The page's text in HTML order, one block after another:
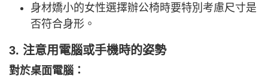
身材嬌小的女性選擇辦公椅時要特別考慮尺寸是
否符合身形。
3. 注意用電腦或手機時的姿勢
對於桌面電腦：